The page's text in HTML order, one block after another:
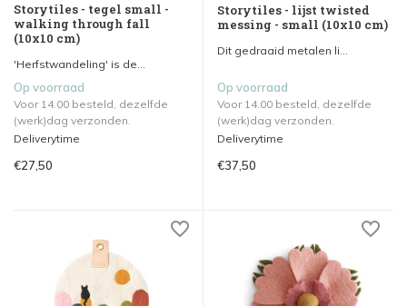
Storytiles - tegel small -
walking through fall
(10x10 cm)
'Herfstwandeling' is de...
Op voorraad
Voor 14.00 besteld, dezelfde
(werk)dag verzonden.
Deliverytime
€27,50
Storytiles - lijst twisted
messing - small (10x10 cm)
Dit gedraaid metalen li...
Op voorraad
Voor 14.00 besteld, dezelfde
(werk)dag verzonden.
Deliverytime
€37,50